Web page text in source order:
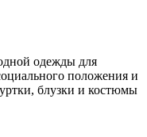
одежды для
положения и
блузки и костюмы